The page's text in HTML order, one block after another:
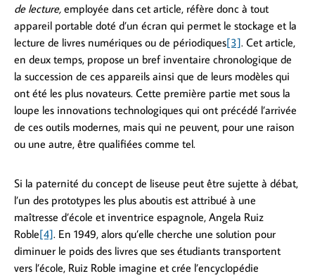
de lecture, employée dans cet article, réfère donc à tout
appareil portable doté d’un écran qui permet le stockage et la
lecture de livres numériques ou de périodiques[3]. Cet article,
en deux temps, propose un bref inventaire chronologique de
la succession de ces appareils ainsi que de leurs modèles qui
ont été les plus novateurs. Cette première partie met sous la
loupe les innovations technologiques qui ont précédé l’arrivée
de ces outils modernes, mais qui ne peuvent, pour une raison
ou une autre, être qualifiées comme tel.
Si la paternité du concept de liseuse peut être sujette à débat,
l’un des prototypes les plus aboutis est attribué à une
maîtresse d’école et inventrice espagnole, Angela Ruiz
Roble[4]. En 1949, alors qu’elle cherche une solution pour
diminuer le poids des livres que ses étudiants transportent
vers l’école, Ruiz Roble imagine et crée l’encyclopédie